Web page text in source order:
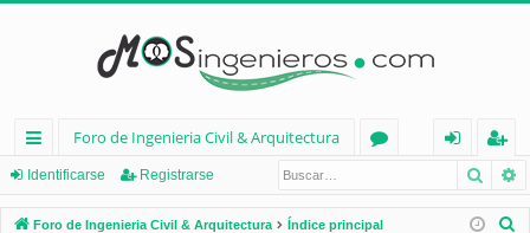
nl
ac
Foro de Ingenieria Civil & Arquitectura
os
nt
eg
ist
Identificarse Registrarse
Foro de Ingenieria Civil & Arquitectura Índice principal